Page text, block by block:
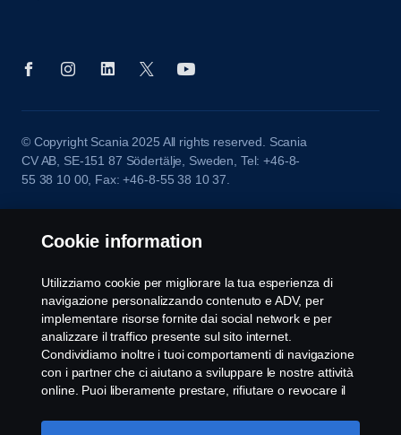
© Copyright Scania 2025 All rights reserved. Scania
CV AB, SE-151 87 Södertälje, Sweden, Tel: +46-8-
55 38 10 00, Fax: +46-8-55 38 10 37.
Cookie information
Utilizziamo cookie per migliorare la tua esperienza di
navigazione personalizzando contenuto e ADV, per
implementare risorse fornite dai social network e per
analizzare il traffico presente sul sito internet.
Condividiamo inoltre i tuoi comportamenti di navigazione
con i partner che ci aiutano a sviluppare le nostre attività
online. Puoi liberamente prestare, rifiutare o revocare il
all'attivazione dei cookie e alla possibilità di condividere le